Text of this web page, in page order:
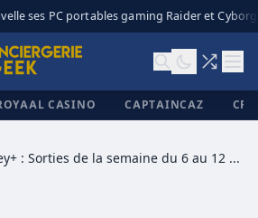
ses PC portables gaming Raider et Cyborg
CASINO CAPTAINCAZ
Disney+ : Sorties de la semaine du 6 au 12 décembre